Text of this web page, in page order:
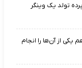
تولد یک وینگر
یکی از آن‌ها را انجام